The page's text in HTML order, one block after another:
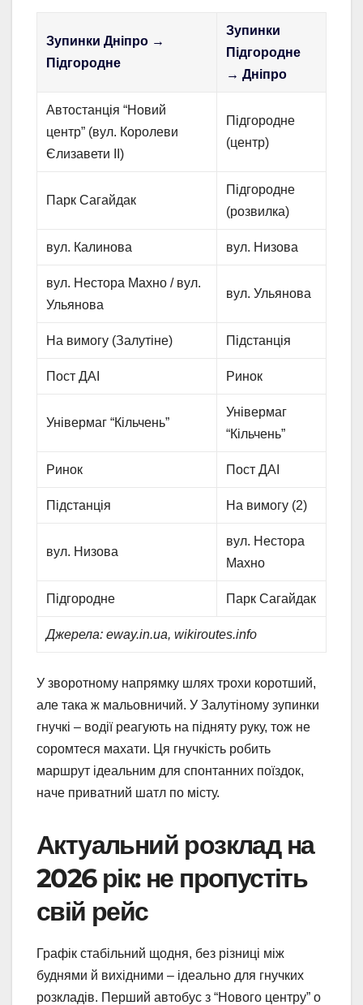
Зупинки Дніпро →
Підгородне
Зупинки
Підгородне
→ Дніпро
Автостанція “Новий
центр” (вул. Королеви
Єлизавети ІІ)
Підгородне
(центр)
Парк Сагайдак
Підгородне
(розвилка)
вул. Калинова вул. Низова
вул. Нестора Махно / вул.
Ульянова
вул. Ульянова
На вимогу (Залутіне) Підстанція
Пост ДАІ Ринок
Універмаг “Кільчень”
Універмаг
“Кільчень”
Ринок Пост ДАІ
Підстанція На вимогу (2)
вул. Низова
вул. Нестора
Махно
Підгородне Парк Сагайдак
Джерела: eway.in.ua, wikiroutes.info
У зворотному напрямку шлях трохи коротший,
але така ж мальовничий. У Залутіному зупинки
гнучкі – водії реагують на підняту руку, тож не
соромтеся махати. Ця гнучкість робить
маршрут ідеальним для спонтанних поїздок,
наче приватний шатл по місту.
Актуальний розклад на
2026 рік: не пропустіть
свій рейс
Графік стабільний щодня, без різниці між
буднями й вихідними – ідеально для гнучких
розкладів. Перший автобус з “Нового центру” о